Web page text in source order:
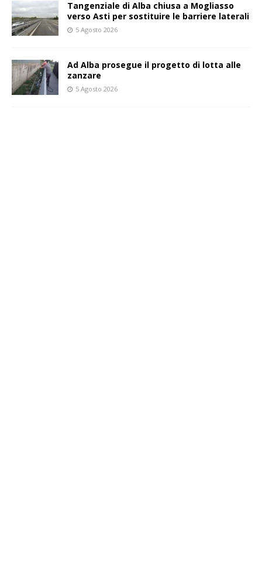
Tangenziale di Alba chiusa a Mogliasso
verso Asti per sostituire le barriere laterali
5 Agosto 2026
Ad Alba prosegue il progetto di lotta alle
zanzare
5 Agosto 2026